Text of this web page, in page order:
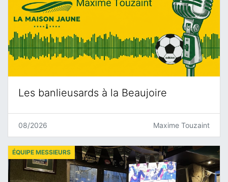
Les banlieusards à la Beaujoire
08/2026 Maxime Touzaint
ÉQUIPE MESSIEURS